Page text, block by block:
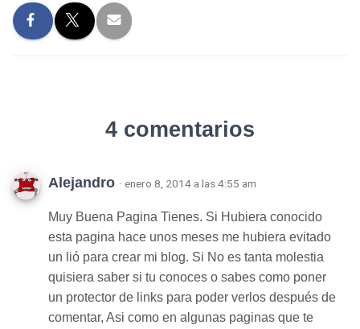
4 comentarios
Alejandro · enero 8, 2014 a las 4:55 am
Muy Buena Pagina Tienes. Si Hubiera conocido
esta pagina hace unos meses me hubiera evitado
un lió para crear mi blog. Si No es tanta molestia
quisiera saber si tu conoces o sabes como poner
un protector de links para poder verlos después de
comentar, Asi como en algunas paginas que te